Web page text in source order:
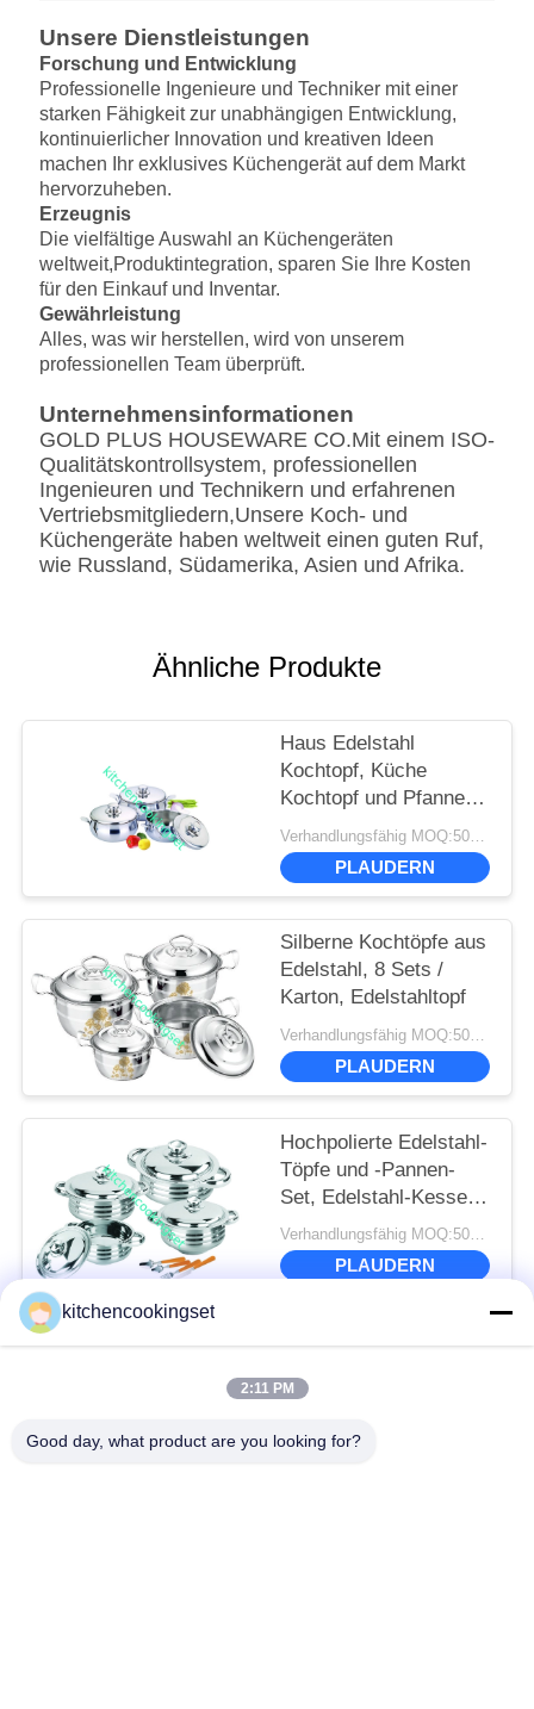
Unsere Dienstleistungen
Forschung und Entwicklung
Professionelle Ingenieure und Techniker mit einer
starken Fähigkeit zur unabhängigen Entwicklung,
kontinuierlicher Innovation und kreativen Ideen
machen Ihr exklusives Küchengerät auf dem Markt
hervorzuheben.
Erzeugnis
Die vielfältige Auswahl an Küchengeräten
weltweit,Produktintegration, sparen Sie Ihre Kosten
für den Einkauf und Inventar.
Gewährleistung
Alles, was wir herstellen, wird von unserem
professionellen Team überprüft.
Unternehmensinformationen
GOLD PLUS HOUSEWARE CO.Mit einem ISO-
Qualitätskontrollsystem, professionellen
Ingenieuren und Technikern und erfahrenen
Vertriebsmitgliedern,Unsere Koch- und
Küchengeräte haben weltweit einen guten Ruf,
wie Russland, Südamerika, Asien und Afrika.
Ähnliche Produkte
Haus Edelstahl
Kochtopf, Küche
Kochtopf und Pfanne
Einfache Reinigung
PLAUDERN
Silberne Kochtöpfe aus
Edelstahl, 8 Sets /
Karton, Edelstahltopf
Verhandlungsfähig MOQ:500 Sätze
PLAUDERN
Hochpolierte Edelstahl-
Töpfe und -Pannen-
Set, Edelstahl-Kessel-
Set
Verhandlungsfähig MOQ:500 Sätze
PLAUDERN
Küchensatz
Antihaft-
kitchencookingset
2:11 PM
Good day, what product are you looking for?